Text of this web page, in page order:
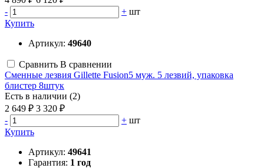
-
+ шт
Купить
Артикул: 49640
Сравнить В сравнении
Сменные лезвия Gillette Fusion5 муж. 5 лезвий, упаковка
блистер 8штук
Есть в наличии (2)
2 649 ₽ 3 320 ₽
-
+ шт
Купить
Артикул: 49641
Гарантия: 1 год